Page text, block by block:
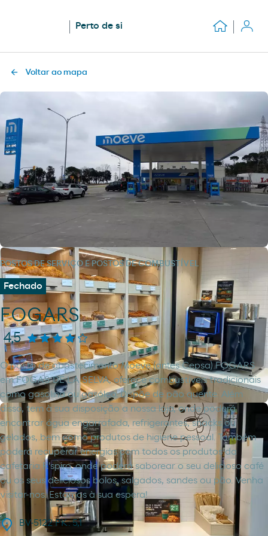
Perto de si
Voltar ao mapa
POSTOS DE SERVIÇO E POSTOS DE COMBUSTÍVEL
Fechado
FOGARS
4,5
O posto de abastecimento Moeve (antes Cepsa) FOGARS
em FOGAS DE LA SELVA, oferece combustíveis tradicionais
como gasolina ou gasóleo. Dispõe de pão quente. Além
disso, tem à sua disposição a nossa loja, onde poderá
encontrar água engarrafada, refrigerantes, snacks ou
gelados, bem como produtos de higiene pessoal. Também
poderá recuperar energias com todos os produtos da
cafetaria R'spiro, onde poderá saborear o seu delicioso café
ou os seus deliciosos bolos, salgados, sandes ou pão. Venha
visitar-nos. Estamos à sua espera!
BV-5122 PK: 5,1